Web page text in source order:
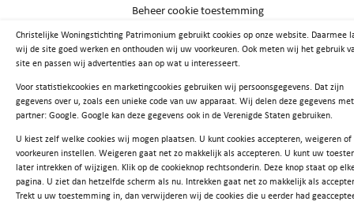
Beheer cookie toestemming
Christelijke Woningstichting Patrimonium gebruikt cookies op onze website. Daarmee
wij de site goed werken en onthouden wij uw voorkeuren. Ook meten wij het gebruik
site en passen wij advertenties aan op wat u interesseert.
Voor statistiekcookies en marketingcookies gebruiken wij persoonsgegevens. Dat zijn
gegevens over u, zoals een unieke code van uw apparaat. Wij delen deze gegevens
partner: Google. Google kan deze gegevens ook in de Verenigde Staten gebruiken.
U kiest zelf welke cookies wij mogen plaatsen. U kunt cookies accepteren, weigeren
voorkeuren instellen. Weigeren gaat net zo makkelijk als accepteren. U kunt uw
later intrekken of wijzigen. Klik op de cookieknop rechtsonderin. Deze knop staat op
pagina. U ziet dan hetzelfde scherm als nu. Intrekken gaat net zo makkelijk als
Trekt u uw toestemming in, dan verwijderen wij de cookies die u eerder had
Bij Patrimonium werk je aan goed en betaalbaar
wonen in Groningen. Dat is wonen dat werkt.
Vind je op onze website geen passende functie,
kijk dan op wonendatwerkt.nl. Op die site staan
de vacatures van alle 24 noordelijke
woningcorporaties bij elkaar. Grote kans dat je
daar een baan vindt die bij jou past.